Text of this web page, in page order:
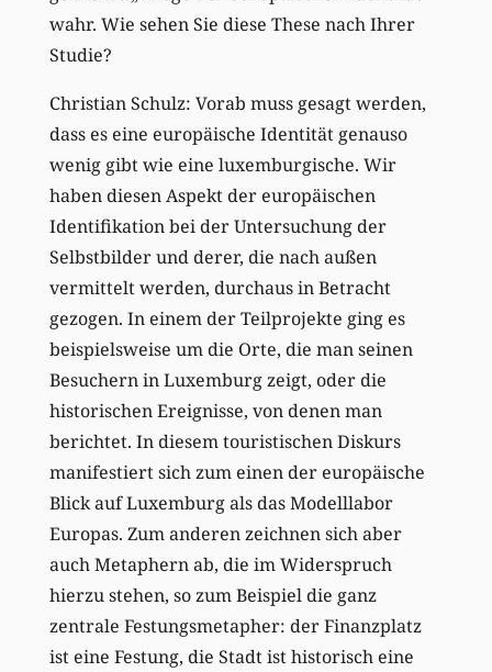
wahr. Wie sehen Sie diese These nach Ihrer
Studie?
Christian Schulz: Vorab muss gesagt werden,
dass es eine europäische Identität genauso
wenig gibt wie eine luxemburgische. Wir
haben diesen Aspekt der europäischen
Identifikation bei der Untersuchung der
Selbstbilder und derer, die nach außen
vermittelt werden, durchaus in Betracht
gezogen. In einem der Teilprojekte ging es
beispielsweise um die Orte, die man seinen
Besuchern in Luxemburg zeigt, oder die
historischen Ereignisse, von denen man
berichtet. In diesem touristischen Diskurs
manifestiert sich zum einen der europäische
Blick auf Luxemburg als das Modelllabor
Europas. Zum anderen zeichnen sich aber
auch Metaphern ab, die im Widerspruch
hierzu stehen, so zum Beispiel die ganz
zentrale Festungsmetapher: der Finanzplatz
ist eine Festung, die Stadt ist historisch eine